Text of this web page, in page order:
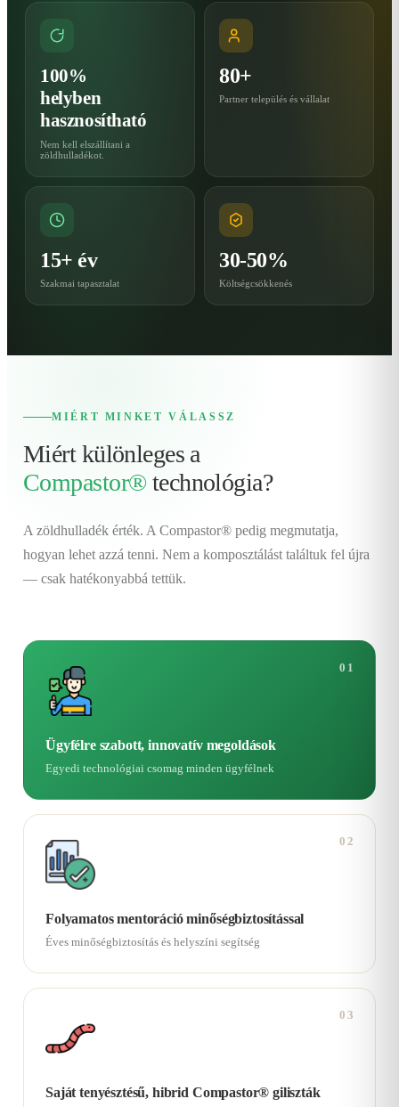
100%
helyben
hasznosítható
Nem kell elszállítani a
zöldhulladékot.
80+
Partner település és vállalat
15+ év
Szakmai tapasztalat
30-50%
Költségcsökkenés
MIÉRT MINKET VÁLASSZ
Miért különleges a
Compastor® technológia?
A zöldhulladék érték. A Compastor® pedig megmutatja,
hogyan lehet azzá tenni. Nem a komposztálást találtuk fel újra
— csak hatékonyabbá tettük.
01
Ügyfélre szabott, innovatív megoldások
Egyedi technológiai csomag minden ügyfélnek
02
Folyamatos mentoráció minőségbiztosítással
Éves minőségbiztosítás és helyszíni segítség
03
Saját tenyésztésű, hibrid Compastor® giliszták